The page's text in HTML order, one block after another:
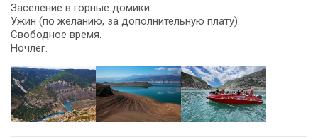
Заселение в горные домики.
Ужин (по желанию, за дополнительную плату).
Свободное время.
Ночлег.